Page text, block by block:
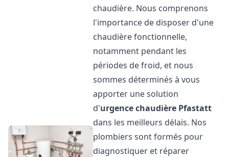
chaudière. Nous comprenons
l'importance de disposer d'une
chaudière fonctionnelle,
notamment pendant les
périodes de froid, et nous
sommes déterminés à vous
apporter une solution
d'urgence chaudière Pfastatt
dans les meilleurs délais. Nos
plombiers sont formés pour
diagnostiquer et réparer